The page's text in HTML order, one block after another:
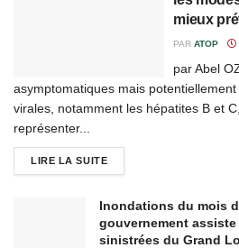
mieux
PAR ATOP
par Abel
asymptomatiques mais
virales, notamment les hépatites B et
représenter...
LIRE LA SUITE
Inondations du mois
gouvernement
sinistrées du Grand